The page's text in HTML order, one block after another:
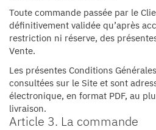
Toute commande passée par le
définitivement validée qu’après
restriction ni réserve, des
Vente.
Les présentes Conditions
consultées sur le Site et sont
électronique, en format PDF, au
livraison.
Article 3. La commande